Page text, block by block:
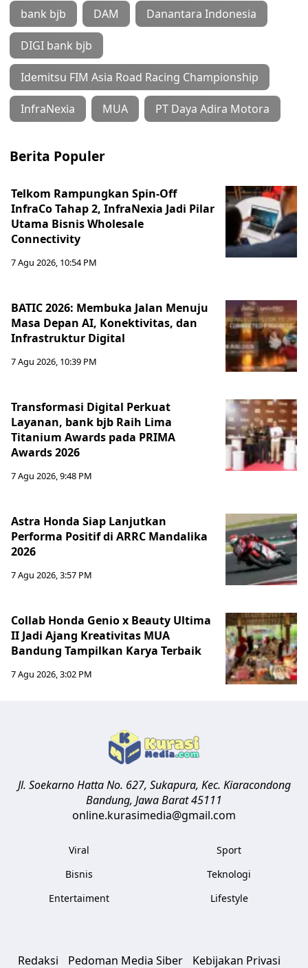
bank bjb DAM Danantara Indonesia
DIGI bank bjb
Idemitsu FIM Asia Road Racing Championship
InfraNexia MUA PT Daya Adira Motora
Berita Populer
Telkom Rampungkan Spin-Off
InfraCo Tahap 2, InfraNexia Jadi Pilar
Utama Bisnis Wholesale
Connectivity
7 Agu 2026, 10:54 PM
BATIC 2026: Membuka Jalan Menuju
Masa Depan AI, Konektivitas, dan
Infrastruktur Digital
7 Agu 2026, 10:39 PM
Transformasi Digital Perkuat
Layanan, bank bjb Raih Lima
Titanium Awards pada PRIMA
Awards 2026
7 Agu 2026, 9:48 PM
Astra Honda Siap Lanjutkan
Performa Positif di ARRC Mandalika
2026
7 Agu 2026, 3:57 PM
Collab Honda Genio x Beauty Ultima
II Jadi Ajang Kreativitas MUA
Bandung Tampilkan Karya Terbaik
7 Agu 2026, 3:02 PM
Jl. Soekarno Hatta No. 627, Sukapura, Kec. Kiaracondong
Bandung, Jawa Barat45111
online.kurasimedia@gmail.com
Viral
Bisnis
Entertaiment
Sport
Teknologi
Lifestyle
Redaksi Pedoman Media Siber Kebijakan Privasi